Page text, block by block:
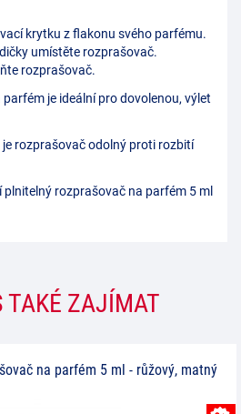
krytku z flakonu svého parfému.
umístěte rozprašovač.
rozprašovač.
je ideální pro dovolenou, výlet
rozprašovač odolný proti rozbití
plnitelný rozprašovač na parfém 5 ml
TAKÉ ZAJÍMAT
na parfém 5 ml - růžový, matný